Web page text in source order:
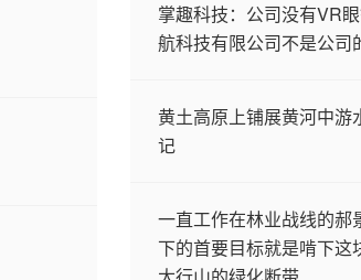
掌趣科技：公司没有VR
航科技有限公司不是公司
黄土高原上铺展黄河中游
记
一直工作在林业战线的郝
下的首要目标就是啃下这